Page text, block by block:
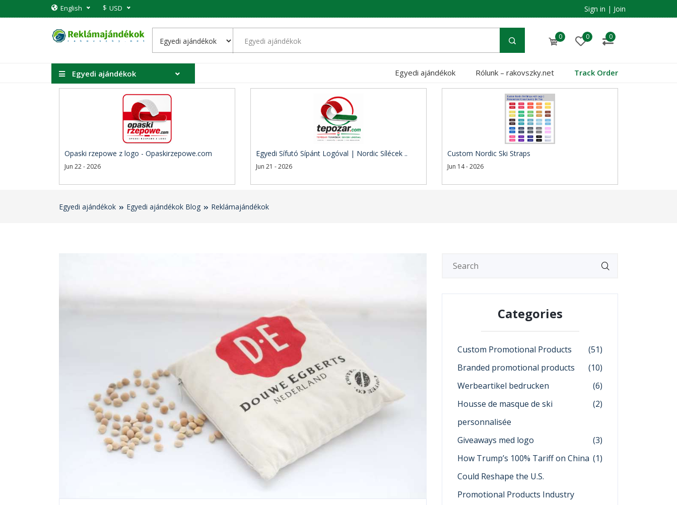
English $ USD Sign in | Join
0 0 0
Egyedi ajándékok Egyedi ajándékok Rólunk – rakovszky.net Track Order
Opaski rzepowe z logo - Opaskirzepowe.com
Jun 22 - 2026
Egyedi Sífutó Sípánt Logóval | Nordic Sílécek ..
Jun 21 - 2026
Custom Nordic Ski Straps
Jun 14 - 2026
Egyedi ajándékok Egyedi ajándékok Blog Reklámajándékok
Categories
Custom Promotional Products
(51)
Branded promotional products
(10)
Werbeartikel bedrucken
(6)
Housse de masque de ski
personnalisée
(2)
Giveaways med logo
(3)
How Trump’s 100% Tariff on China
Could Reshape the U.S.
Promotional Products Industry
(1)